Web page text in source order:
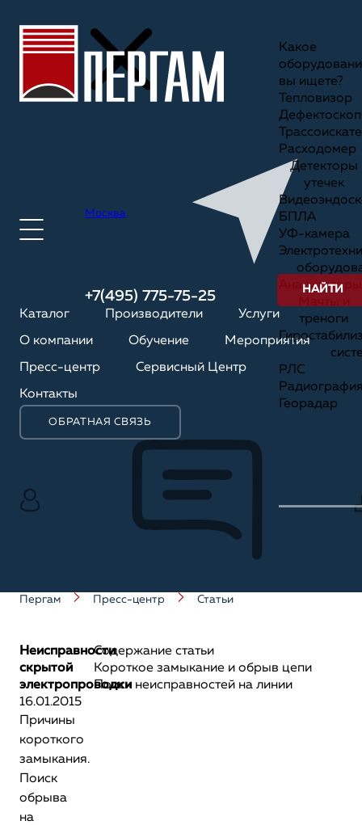
Москва
+7(495) 775-75-25
Каталог Производители Услуги
О компании Обучение Мероприятия
Пресс-центр Сервисный Центр
Контакты
ОБРАТНАЯ СВЯЗЬ
Какое
вы ищете?
Тепловизор
Дефектоскоп
Расходомер
Детекторы
утечек
БПЛА
УФ-камера
Анализаторы
треноги
РЛС
Георадар
НАЙТИ
Пергам Пресс-центр Статьи
Неисправности
скрытой
электропроводки
16.01.2015
Причины
короткого
замыкания.
Поиск
обрыва
на
Содержание статьи
Короткое замыкание и обрыв цепи
Поиск неисправностей на линии